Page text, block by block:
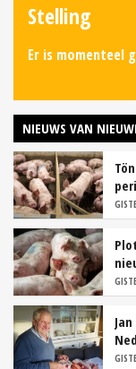
Stelling
Er is momenteel
NIEUWS VAN